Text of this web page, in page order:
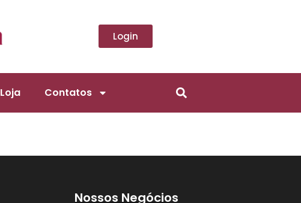
Login
Loja Contatos
Nossos Negócios